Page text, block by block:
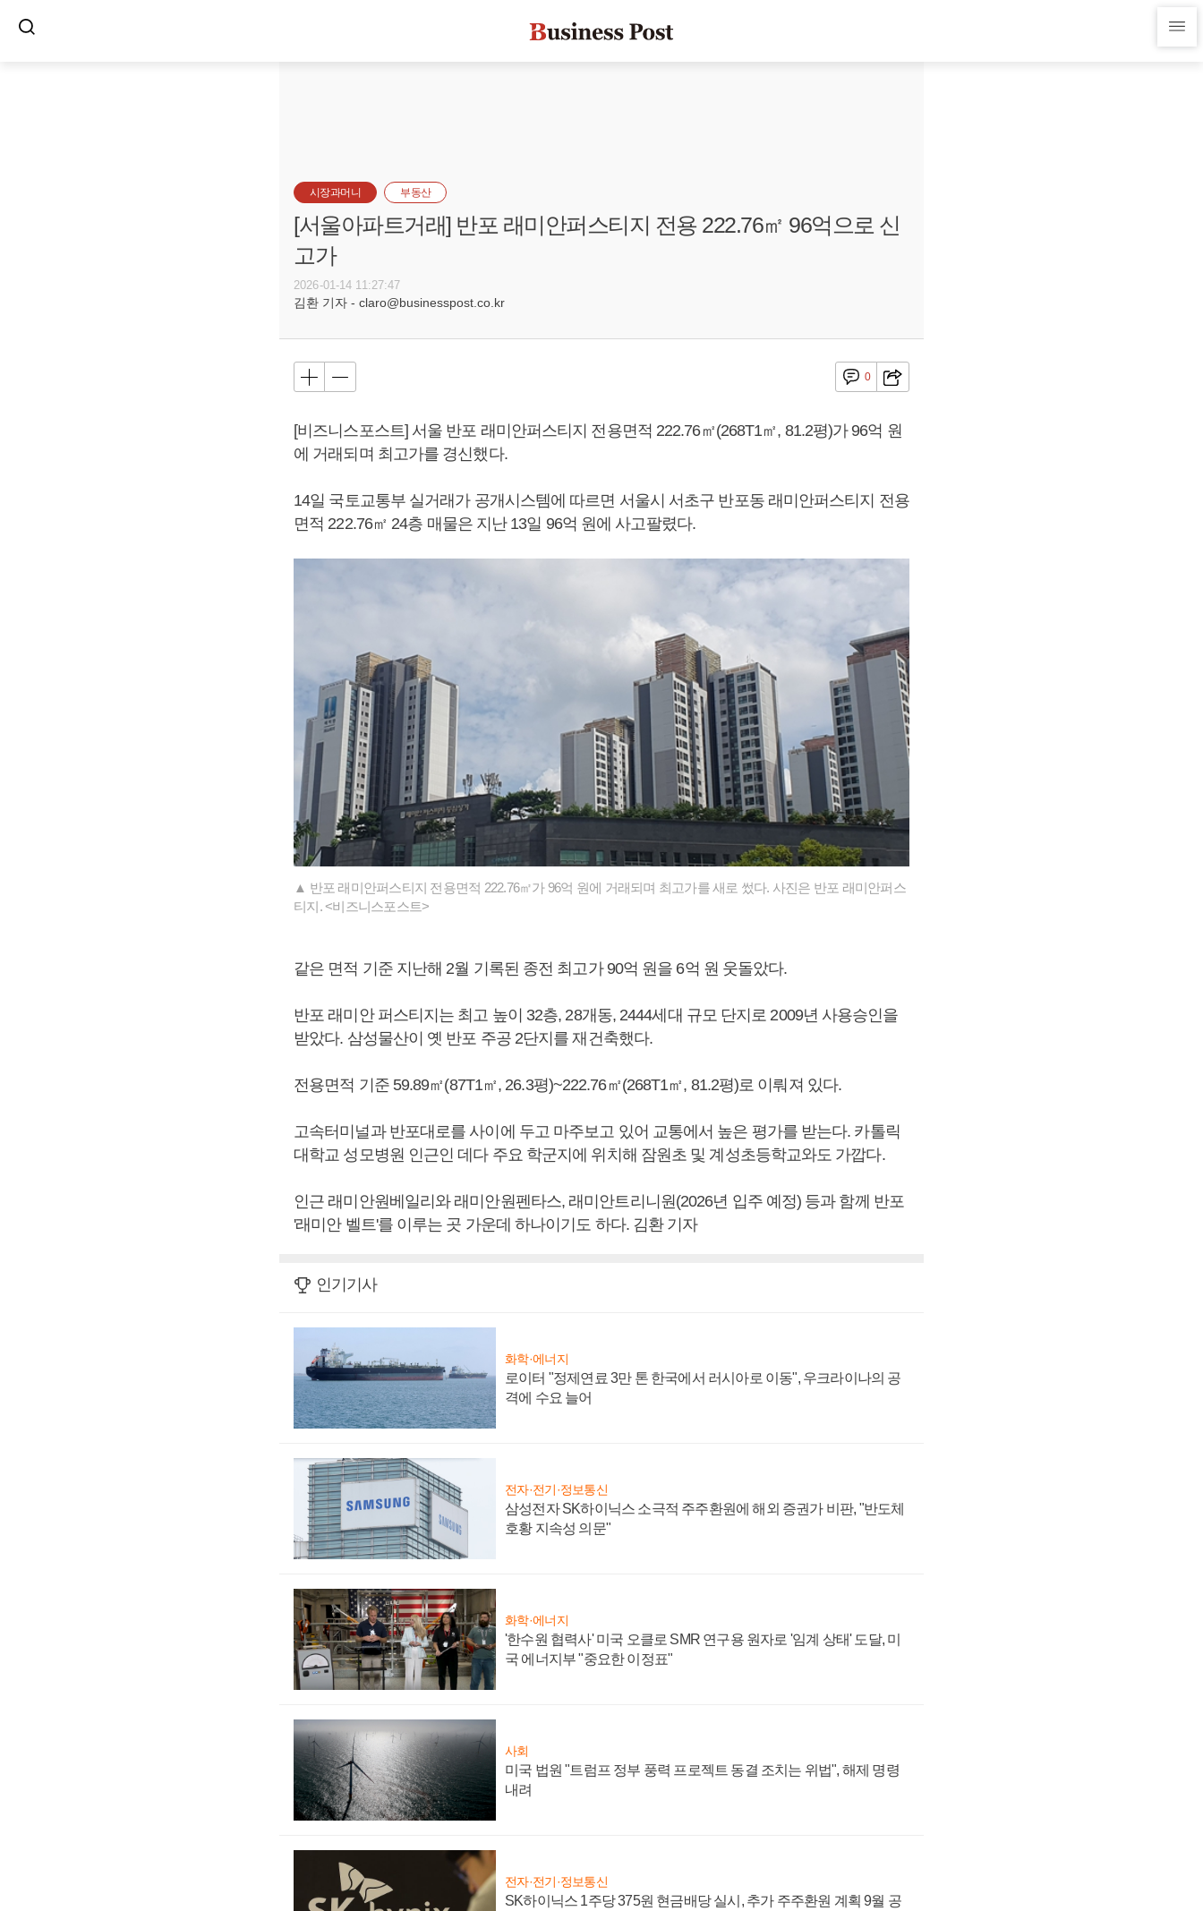
시장과머니 부동산
[서울아파트거래] 반포 래미안퍼스티지 전용 222.76㎡ 96억으로 신
고가
2026-01-14 11:27:47
김환 기자 - claro@businesspost.co.kr
0
[비즈니스포스트] 서울 반포 래미안퍼스티지 전용면적 222.76㎡(268T1㎡, 81.2평)가 96억 원
에 거래되며 최고가를 경신했다.
14일 국토교통부 실거래가 공개시스템에 따르면 서울시 서초구 반포동 래미안퍼스티지 전용
면적 222.76㎡ 24층 매물은 지난 13일 96억 원에 사고팔렸다.
▲ 반포 래미안퍼스티지 전용면적 222.76㎡가 96억 원에 거래되며 최고가를 새로 썼다. 사진은 반포 래미안퍼스
티지. <비즈니스포스트>
같은 면적 기준 지난해 2월 기록된 종전 최고가 90억 원을 6억 원 웃돌았다.
반포 래미안 퍼스티지는 최고 높이 32층, 28개동, 2444세대 규모 단지로 2009년 사용승인을
받았다. 삼성물산이 옛 반포 주공 2단지를 재건축했다.
전용면적 기준 59.89㎡(87T1㎡, 26.3평)~222.76㎡(268T1㎡, 81.2평)로 이뤄져 있다.
고속터미널과 반포대로를 사이에 두고 마주보고 있어 교통에서 높은 평가를 받는다. 카톨릭
대학교 성모병원 인근인 데다 주요 학군지에 위치해 잠원초 및 계성초등학교와도 가깝다.
인근 래미안원베일리와 래미안원펜타스, 래미안트리니원(2026년 입주 예정) 등과 함께 반포
'래미안 벨트'를 이루는 곳 가운데 하나이기도 하다. 김환 기자
인기기사
화학·에너지
로이터 "정제연료 3만 톤 한국에서 러시아로 이동", 우크라이나의 공
격에 수요 늘어
전자·전기·정보통신
삼성전자 SK하이닉스 소극적 주주환원에 해외 증권가 비판, "반도체
호황 지속성 의문"
화학·에너지
'한수원 협력사' 미국 오클로 SMR 연구용 원자로 '임계 상태' 도달, 미
국 에너지부 "중요한 이정표"
사회
미국 법원 "트럼프 정부 풍력 프로젝트 동결 조치는 위법", 해제 명령
내려
전자·전기·정보통신
SK하이닉스 1주당 375원 현금배당 실시, 추가 주주환원 계획 9월 공